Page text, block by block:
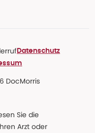
Datenschutz
DocMorris
Sie die
Arzt oder